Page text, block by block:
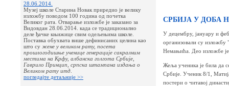
28.06.2014.
Музеј школе Старина Новак приредио је велику
изложбу поводом 100 година од почетка
Великог рата. Отварање изложбе је заказано за
Видовдан 28.06.2014. када се традиционално
деле ђачке књижице свим одељењима школе.
Поставка обухвата више дефинисаних целина као
што су жене у великом рату, посета
прошлогодишње ученице генерације сакралним
местима на Крфу, албанска голгота Србије,
Гаврило Принцип, српска штампана издања о
Великом рату итд
погледајте детаљније >>
СРБИЈА У ДОБА
У децембру, јануару и
организовали су
Немањића. Део изложбе
Жеља ученика је била да
Србије. Ученик 8/1,
постери о читавој